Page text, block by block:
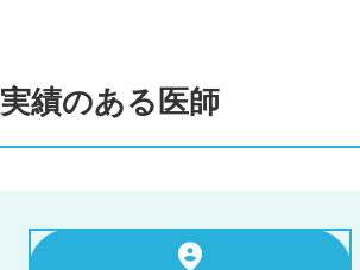
実績のある医師